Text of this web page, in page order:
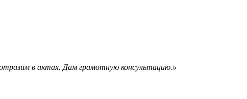
в актах. Дам грамотную консультацию.»